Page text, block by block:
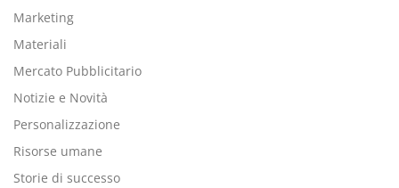
Marketing
Materiali
Mercato Pubblicitario
Notizie e Novità
Personalizzazione
Risorse umane
Storie di successo